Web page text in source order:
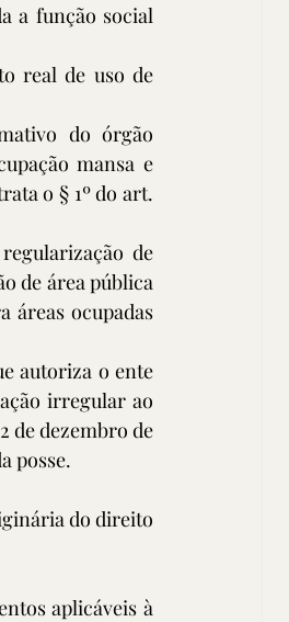
a função social
real de uso de
do órgão
mansa e
o § 1º do art.
de
de área pública
áreas ocupadas
autoriza o ente
irregular ao
de dezembro de
posse.
do direito
aplicáveis à